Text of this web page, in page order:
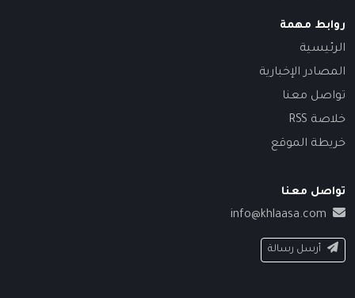
روابط مهمة
الرئيسية
المصادر الإخبارية
تواصل معنا
خلاصة RSS
خريطة الموقع
تواصل معنا
info@khlaasa.com
أرسل رسالة